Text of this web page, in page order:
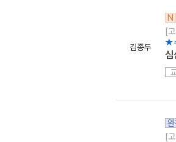
김종두
N
[
★
심
[